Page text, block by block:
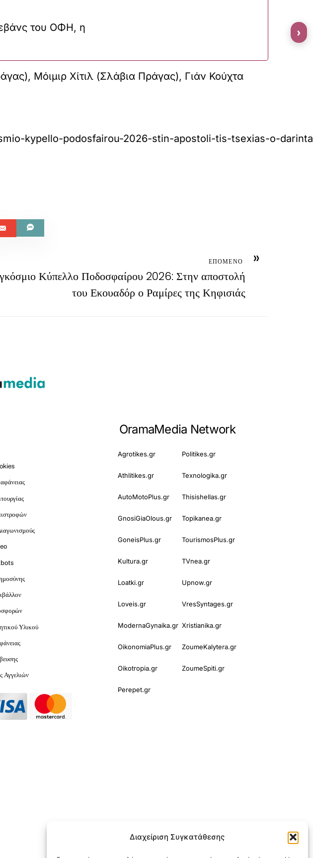
Διαχείριση Συγκατάθεσης
του ΟΦΗ, η
Μόιμιρ Χίτιλ (Σλάβια Πράγας), Γιάν Κούχτα
kypello-podosfairou-2026-stin-apostoli-tis-tsexias-o-darinta
»
ΕΠΟΜΕΝΟ
Κύπελλο Ποδοσφαίρου 2026: Στην αποστολή
του Εκουαδόρ ο Ραμίρες της Κηφισιάς
Υλικού
Αγγελιών
OramaMedia Network
Agrotikes.gr Politikes.gr
Athlitikes.gr Texnologika.gr
AutoMotoPlus.gr Thisishellas.gr
GnosiGiaOlous.gr Topikanea.gr
GoneisPlus.gr TourismosPlus.gr
Kultura.gr TVnea.gr
Loatki.gr Upnow.gr
Loveis.gr VresSyntages.gr
ModernaGynaika.gr Xristianika.gr
OikonomiaPlus.gr ZoumeKalytera.gr
Oikotropia.gr ZoumeSpiti.gr
Perepet.gr
›